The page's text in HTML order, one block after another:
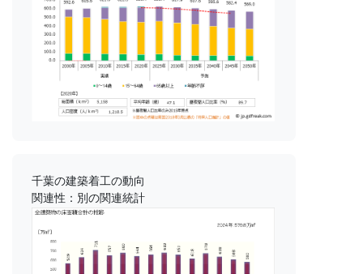
千葉の建築着工の動向
関連性：別の関連統計